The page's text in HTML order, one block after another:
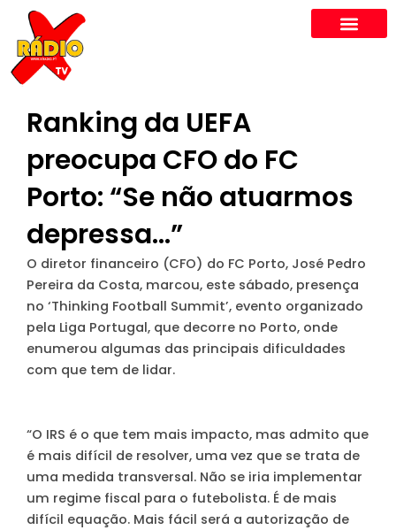
content
Ranking da UEFA
preocupa CFO do FC
Porto: “Se não atuarmos
depressa…”
O diretor financeiro (CFO) do FC Porto, José Pedro
Pereira da Costa, marcou, este sábado, presença
no ‘Thinking Football Summit’, evento organizado
pela Liga Portugal, que decorre no Porto, onde
enumerou algumas das principais dificuldades
com que tem de lidar.
“O IRS é o que tem mais impacto, mas admito que
é mais difícil de resolver, uma vez que se trata de
uma medida transversal. Não se iria implementar
um regime fiscal para o futebolista. É de mais
difícil equação. Mais fácil será a autorização de